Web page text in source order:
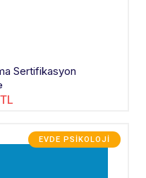
Sertifikasyon
EVDE PSIKOLOJI